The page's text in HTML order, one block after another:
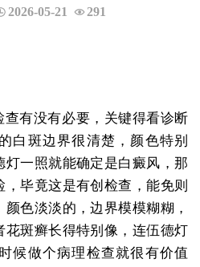
2026-05-21 291
有没有必要，关键得看诊断
白斑边界很清楚，颜色特别
灯一照就能确定是白癜风，那
毕竟这是有创检查，能免则
色淡淡的，边界模模糊糊，
花斑癣长得特别像，连伍德灯
候做个病理检查就很有价值